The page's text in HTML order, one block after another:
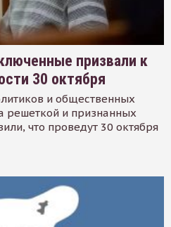
призвали к
30 октября
и общественных
решеткой и признанных
что проведут 30 октября